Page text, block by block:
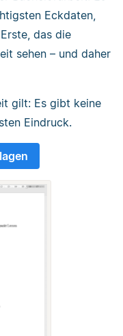
Eckdaten,
das die
sehen – und daher
gilt: Es gibt keine
Eindruck.